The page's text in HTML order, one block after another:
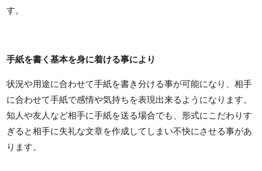
す。
手紙を書く基本を身に着ける事により
状況や用途に合わせて手紙を書き分ける事が可能になり、相手
に合わせて手紙で感情や気持ちを表現出来るようになります。
知人や友人など相手に手紙を送る場合でも、形式にこだわりす
ぎると相手に失礼な文章を作成してしまい不快にさせる事があ
ります。